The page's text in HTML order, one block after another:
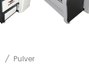
/ Pulver